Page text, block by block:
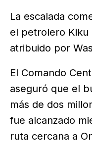
La escalada
el petrolero Kiku
atribuido por
El Comando
aseguró que el
más de dos
fue alcanzado
ruta cercana a